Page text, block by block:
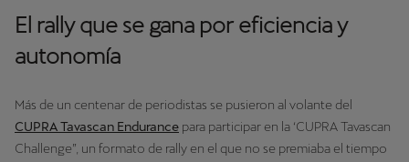
El rally que se gana por eficiencia y
autonomía
Más de un centenar de periodistas se pusieron al volante del
CUPRA Tavascan Endurance para participar en la ‘CUPRA Tavascan
Challenge”, un formato de rally en el que no se premiaba el tiempo